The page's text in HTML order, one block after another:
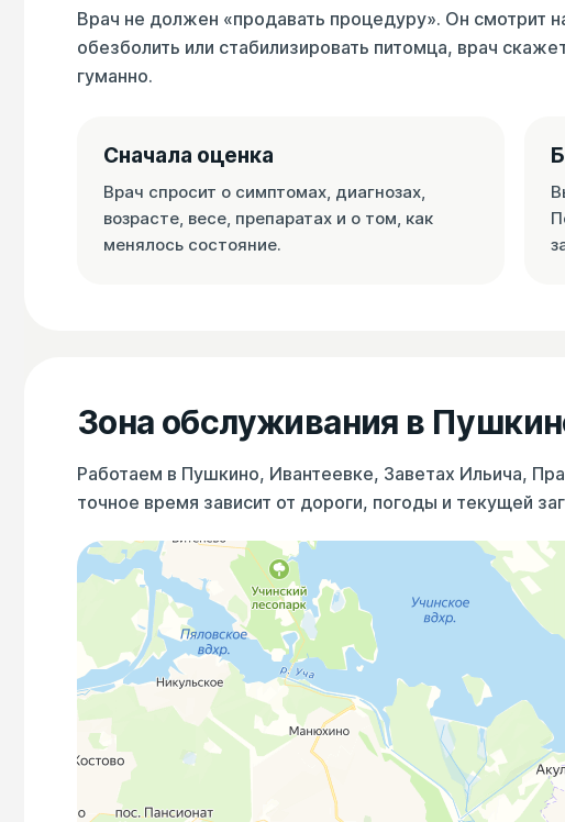
Врач не должен «продавать процедуру». Он смотрит
обезболить или стабилизировать питомца, врач
гуманно.
Сначала оценка
Врач спросит о симптомах, диагнозах,
возрасте, весе, препаратах и о том, как
менялось состояние.
Зона обслуживания в
Работаем в Пушкино, Ивантеевке, Заветах Ильича,
точное время зависит от дороги, погоды и текущей